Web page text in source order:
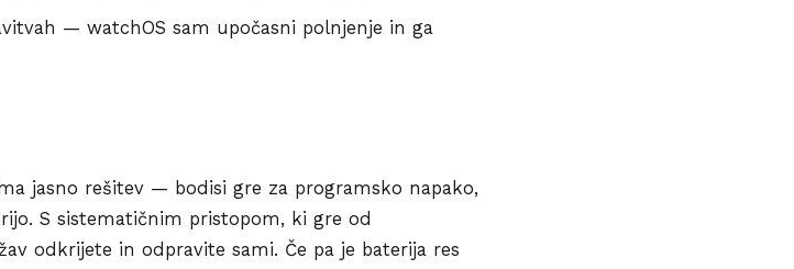
— watchOS sam upočasni polnjenje in ga
jasno rešitev — bodisi gre za programsko napako,
S sistematičnim pristopom, ki gre od
odkrijete in odpravite sami. Če pa je baterija res